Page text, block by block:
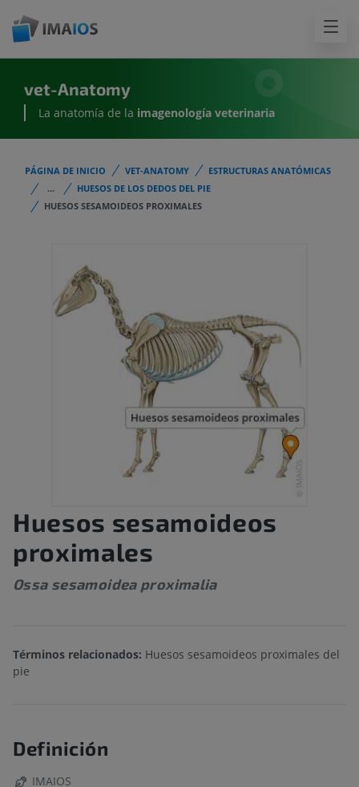
vet-Anatomy
La anatomía de la imagenología veterinaria
PÁGINA DE INICIO VET-ANATOMY
ESTRUCTURAS ANATÓMICAS
...
HUESOS DE LOS DEDOS DEL PIE
HUESOS SESAMOIDEOS PROXIMALES
Huesos sesamoideos
proximales
Ossa sesamoidea proximalia
Términos relacionados: Huesos sesamoideos proximales del
pie
Definición
IMAIOS